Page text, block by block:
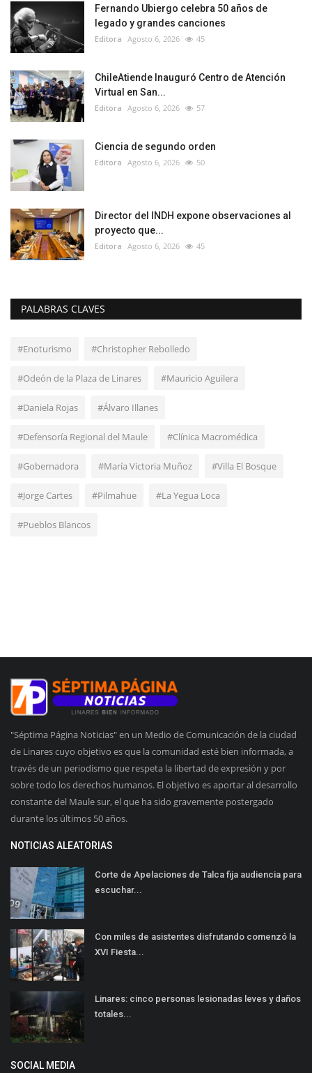
Fernando Ubiergo celebra 50 años de
legado y grandes canciones
Editora Agosto 6, 2026 45
ChileAtiende Inauguró Centro de Atención
Virtual en San...
Editora Agosto 6, 2026 57
Ciencia de segundo orden
Editora Agosto 6, 2026 50
Director del INDH expone observaciones al
proyecto que...
Editora Agosto 6, 2026 45
PALABRAS CLAVES
#Enoturismo #Christopher Rebolledo
#Odeón de la Plaza de Linares #Mauricio Aguilera
#Daniela Rojas #Álvaro Illanes
#Defensoría Regional del Maule #Clínica Macromédica
#Gobernadora #María Victoria Muñoz #Villa El Bosque
#Jorge Cartes #Pilmahue #La Yegua Loca
#Pueblos Blancos
"Séptima Página Noticias" en un Medio de Comunicación de la ciudad
de Linares cuyo objetivo es que la comunidad esté bien informada, a
través de un periodismo que respeta la libertad de expresión y por
sobre todo los derechos humanos. El objetivo es aportar al desarrollo
constante del Maule sur, el que ha sido gravemente postergado
durante los últimos 50 años.
NOTICIAS ALEATORIAS
Corte de Apelaciones de Talca fija audiencia para
escuchar...
Con miles de asistentes disfrutando comenzó la
XVI Fiesta...
Linares: cinco personas lesionadas leves y daños
totales...
SOCIAL MEDIA